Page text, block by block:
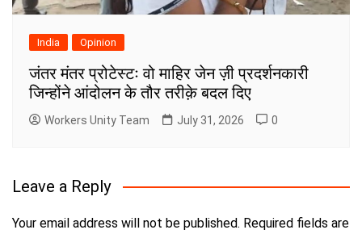
India Opinion
जंतर मंतर प्रोटेस्टः वो माहिर जेन ज़ी प्रदर्शनकारी
जिन्होंने आंदोलन के तौर तरीक़े बदल दिए
Workers Unity Team July 31, 2026 0
Leave a Reply
Your email address will not be published. Required fields are